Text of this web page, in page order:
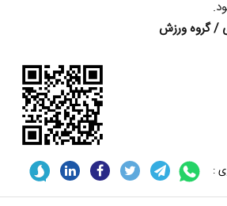
/ گروه ورزش
: